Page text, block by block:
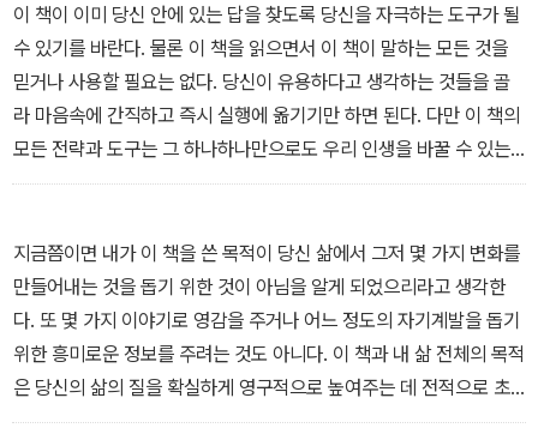
이 책이 이미 당신 안에 있는 답을 찾도록 당신을 자극하는 도구가 될
수 있기를 바란다. 물론 이 책을 읽으면서 이 책이 말하는 모든 것을
믿거나 사용할 필요는 없다. 당신이 유용하다고 생각하는 것들을 골
라 마음속에 간직하고 즉시 실행에 옮기기만 하면 된다. 다만 이 책의
모든 전략과 도구는 그 하나하나만으로도 우리 인생을 바꿀 수 있는
잠재력을 가지고 있지만, 함께 사용하면 더 폭발적인 결과를 얻을 수
_본문 중에서
지금쯤이면 내가 이 책을 쓴 목적이 당신 삶에서 그저 몇 가지 변화를
만들어내는 것을 돕기 위한 것이 아님을 알게 되었으리라고 생각한
다. 또 몇 가지 이야기로 영감을 주거나 어느 정도의 자기계발을 돕기
위한 흥미로운 정보를 주려는 것도 아니다. 이 책과 내 삶 전체의 목적
은 당신의 삶의 질을 확실하게 영구적으로 높여주는 데 전적으로 초
점을 맞추고 있다.